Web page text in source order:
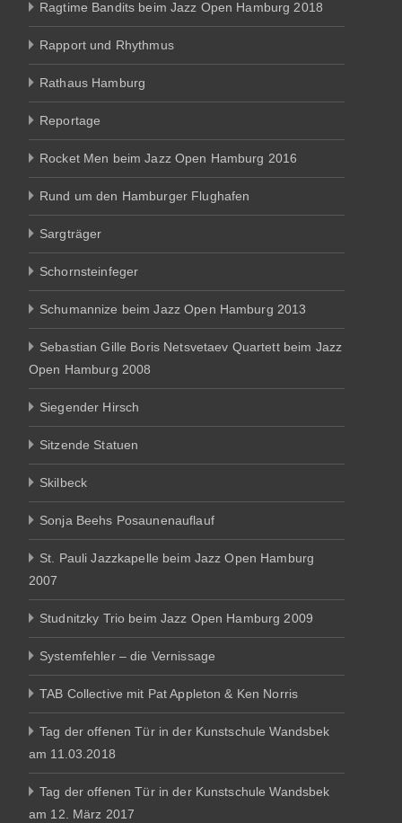
Ragtime Bandits beim Jazz Open Hamburg 2018
Rapport und Rhythmus
Rathaus Hamburg
Reportage
Rocket Men beim Jazz Open Hamburg 2016
Rund um den Hamburger Flughafen
Sargträger
Schornsteinfeger
Schumannize beim Jazz Open Hamburg 2013
Sebastian Gille Boris Netsvetaev Quartett beim Jazz
Open Hamburg 2008
Siegender Hirsch
Sitzende Statuen
Skilbeck
Sonja Beehs Posaunenauflauf
St. Pauli Jazzkapelle beim Jazz Open Hamburg
2007
Studnitzky Trio beim Jazz Open Hamburg 2009
Systemfehler – die Vernissage
TAB Collective mit Pat Appleton & Ken Norris
Tag der offenen Tür in der Kunstschule Wandsbek
am 11.03.2018
Tag der offenen Tür in der Kunstschule Wandsbek
am 12. März 2017